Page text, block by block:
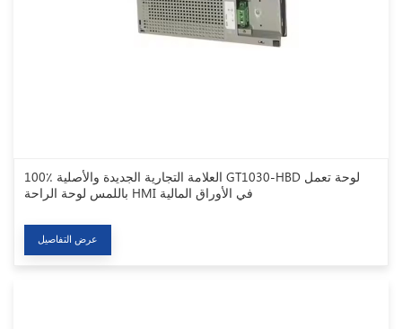
100٪ العلامة التجارية الجديدة والأصلية GT1030-HBD لوحة تعمل
باللمس لوحة الراحة HMI في الأوراق المالية
عرض التفاصيل